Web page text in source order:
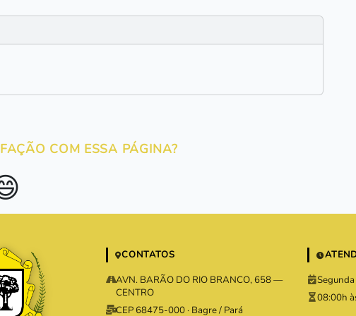
COM ESSA PÁGINA?
CONTATOS
AVN. BARÃO DO RIO BRANCO, 658 —
CENTRO
CEP 68475-000 · Bagre / Pará
08:00h